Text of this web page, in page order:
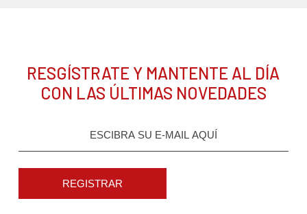
RESGÍSTRATE Y MANTENTE AL DÍA
CON LAS ÚLTIMAS NOVEDADES
REGISTRAR